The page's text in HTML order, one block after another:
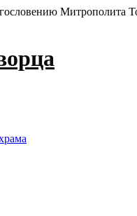
Митрополита